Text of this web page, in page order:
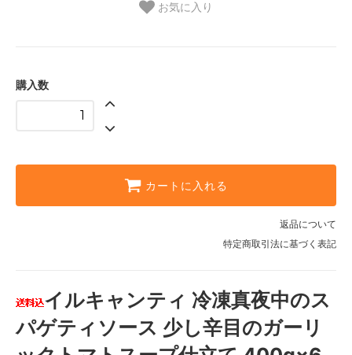
お気に入り
購入数
カートに入れる
返品について
特定商取引法に基づく表記
イルキャンティ 冷凍真夜中のス
パゲティソース 少し辛目のガーリ